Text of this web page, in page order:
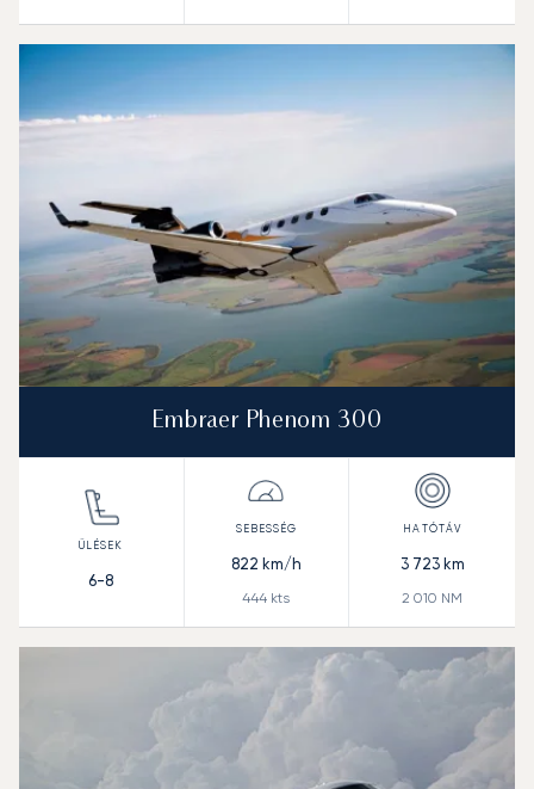
Embraer Phenom 300
6-8
822 km/h
444 kts
3 723km
2 010 NM